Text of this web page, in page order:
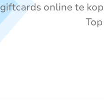
giftcards online te